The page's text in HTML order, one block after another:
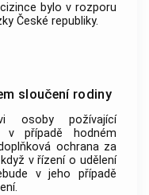
bylo v rozporu
České republiky.
sloučení rodiny
osoby požívající
v případě hodném
ochrana za
v řízení o udělení
v jeho případě